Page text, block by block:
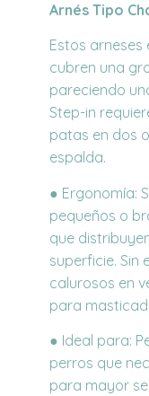
Arnés Tipo
Estos
cubren una
pareciendo
Step-in
patas en dos
espalda.
● Ergonomía:
pequeños o
que
superficie. Sin
calurosos en
para
● Ideal para:
perros que
para mayor